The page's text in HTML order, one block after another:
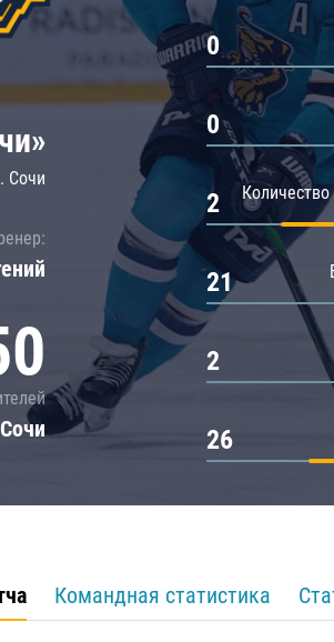
Локомотив
ЦСКА
Шанхайские Драконы
Амур
Барыс
Сочи
0
0
2
21
2
26
Командная статистика